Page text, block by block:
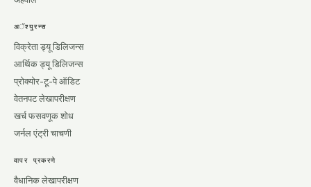
अॅश्युरन्स
विक्रेता ड्यू डिलिजन्स
आर्थिक ड्यू डिलिजन्स
प्रोक्योर-टू-पे ऑडिट
वेतनपट लेखापरीक्षण
खर्च फसवणूक शोध
जर्नल एंट्री चाचणी
वापर प्रकरणे
वैधानिक लेखापरीक्षण